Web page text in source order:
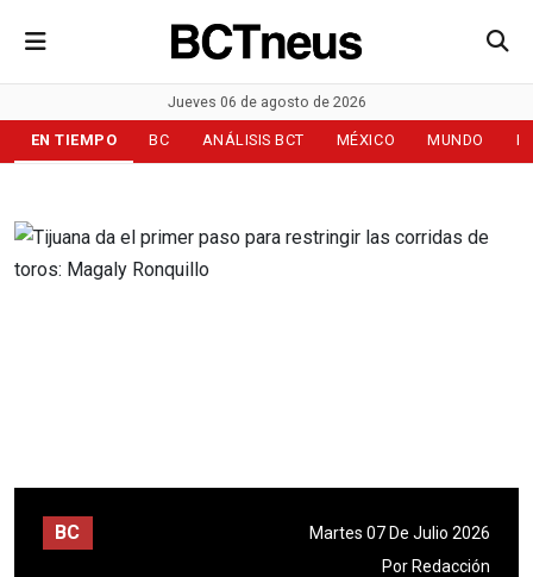
Jueves 06 de agosto de 2026
EN TIEMPO BC ANÁLISIS BCT MÉXICO MUNDO
BC
Martes 07 De Julio 2026
Por Redacción